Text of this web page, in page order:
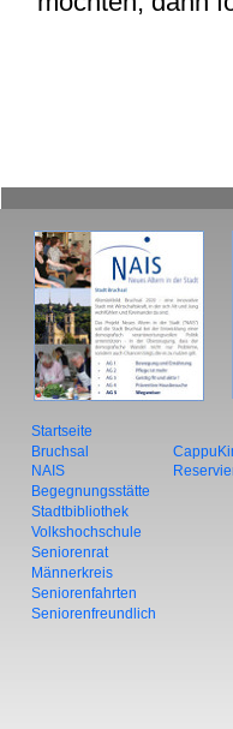
Startseite
Bruchsal
NAIS
Begegnungsstätte
Stadtbibliothek
Volkshochschule
Seniorenrat
Männerkreis
Seniorenfahrten
Seniorenfreundlich